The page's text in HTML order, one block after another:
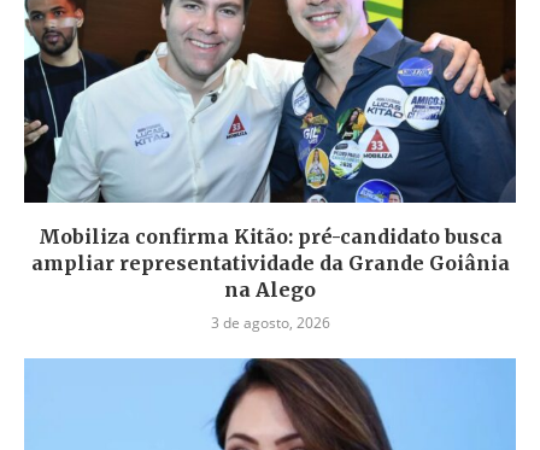
Mobiliza confirma Kitão: pré-candidato busca
ampliar representatividade da Grande Goiânia
na Alego
3 de agosto, 2026